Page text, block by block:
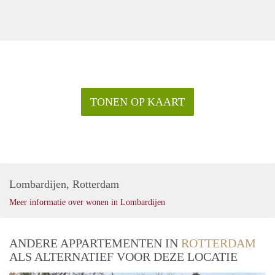
TONEN OP KAART
Lombardijen, Rotterdam
Meer informatie over wonen in Lombardijen
ANDERE APPARTEMENTEN IN ROTTERDAM
ALS ALTERNATIEF VOOR DEZE LOCATIE